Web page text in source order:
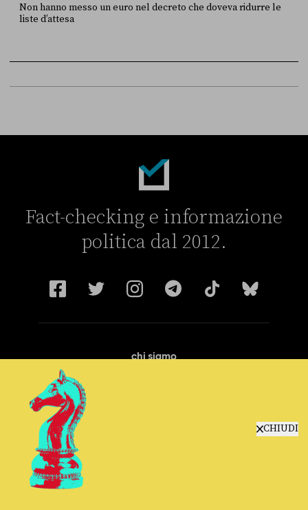
CHIUDI
Non hanno messo un euro nel decreto che doveva ridurre le
liste d’attesa
Fact-checking e informazione
politica dal 2012.
chi siamo